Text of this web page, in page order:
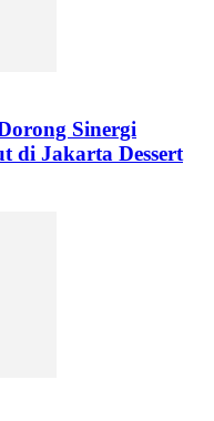
Sinergi
di Jakarta Dessert